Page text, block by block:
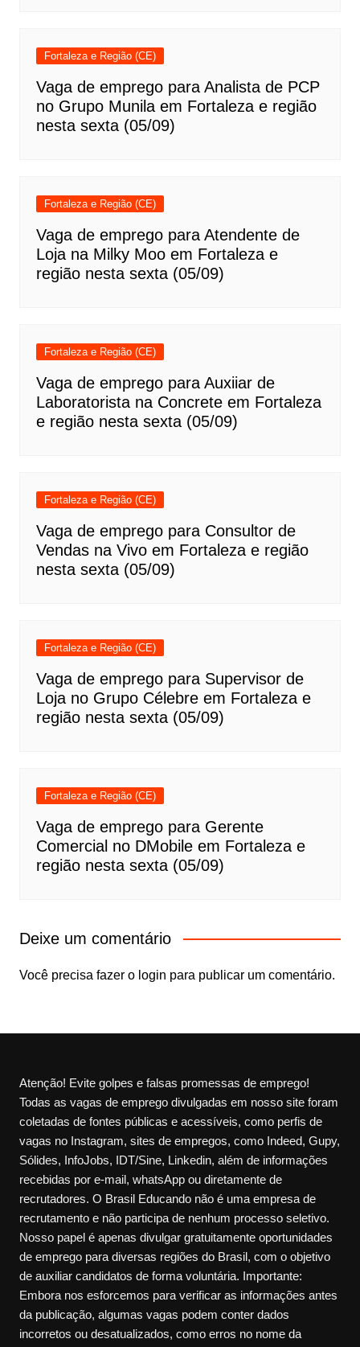
Fortaleza e Região (CE)
Vaga de emprego para Analista de PCP
no Grupo Munila em Fortaleza e região
nesta sexta (05/09)
Fortaleza e Região (CE)
Vaga de emprego para Atendente de
Loja na Milky Moo em Fortaleza e
região nesta sexta (05/09)
Fortaleza e Região (CE)
Vaga de emprego para Auxiiar de
Laboratorista na Concrete em Fortaleza
e região nesta sexta (05/09)
Fortaleza e Região (CE)
Vaga de emprego para Consultor de
Vendas na Vivo em Fortaleza e região
nesta sexta (05/09)
Fortaleza e Região (CE)
Vaga de emprego para Supervisor de
Loja no Grupo Célebre em Fortaleza e
região nesta sexta (05/09)
Fortaleza e Região (CE)
Vaga de emprego para Gerente
Comercial no DMobile em Fortaleza e
região nesta sexta (05/09)
Deixe um comentário
Você precisa fazer o login para publicar um comentário.
Atenção! Evite golpes e falsas promessas de emprego!
Todas as vagas de emprego divulgadas em nosso site foram
coletadas de fontes públicas e acessíveis, como perfis de
vagas no Instagram, sites de empregos, como Indeed, Gupy,
Sólides, InfoJobs, IDT/Sine, Linkedin, além de informações
recebidas por e-mail, whatsApp ou diretamente de
recrutadores. O Brasil Educando não é uma empresa de
recrutamento e não participa de nenhum processo seletivo.
Nosso papel é apenas divulgar gratuitamente oportunidades
de emprego para diversas regiões do Brasil, com o objetivo
de auxiliar candidatos de forma voluntária. Importante:
Embora nos esforcemos para verificar as informações antes
da publicação, algumas vagas podem conter dados
incorretos ou desatualizados, como erros no nome da